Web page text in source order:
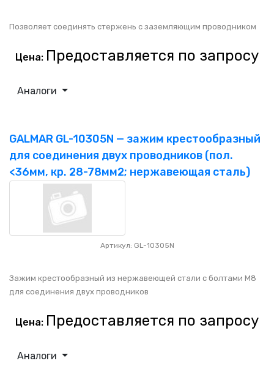
Позволяет соединять стержень с заземляющим проводником
Цена: Предоставляется по запросу
Аналоги
GALMAR GL-10305N — зажим крестообразный
для соединения двух проводников (пол.
<36мм, кр. 28-78мм2; нержавеющая сталь)
Артикул: GL-10305N
Зажим крестообразный из нержавеющей стали с болтами M8
для соединения двух проводников
Цена: Предоставляется по запросу
Аналоги